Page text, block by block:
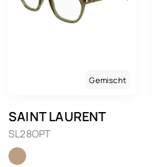
Gemischt
SAINT LAURENT
SL28OPT